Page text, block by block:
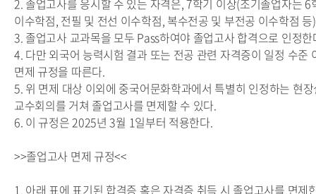
2. 졸업고사를 응시할 수 있는 자격은, 7학기 이상(조기졸업자는
이수학점, 전필 및 전선 이수학점, 복수전공 및 부전공 이수학점
3. 졸업고사 교과목을 모두 Pass하여야 졸업고사 합격으로 인정한
4. 다만 외국어 능력시험 결과 또는 전공 관련 자격증이 일정 수
면제 규정을 따른다.
5. 위 면제 대상 이외에 중국어문화학과에서 특별히 인정하는 현
교수회의를 거쳐 졸업고사를 면제할 수 있다.
6. 이 규정은 2025년 3월 1일부터 적용한다.
>>졸업고사 면제 규정<<
1. 아래 표에 표기된 합격증 혹은 자격증 취득 시 졸업고사를 면제